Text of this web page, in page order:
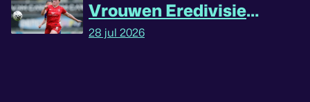
Vrouwen Eredivisie
omgedraaid
28 jul 2026